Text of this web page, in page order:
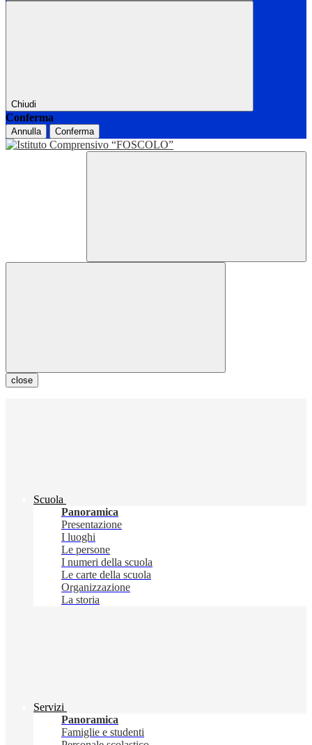
Chiudi
Conferma
Annulla Conferma
close
Scuola
Panoramica
Presentazione
I luoghi
Le persone
I numeri della scuola
Le carte della scuola
Organizzazione
La storia
Servizi
Panoramica
Famiglie e studenti